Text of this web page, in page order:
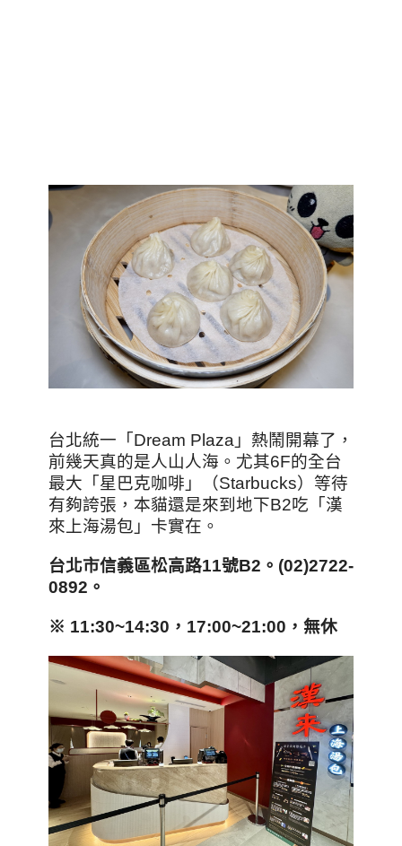
台北統一「Dream Plaza」熱鬧開幕了，
前幾天真的是人山人海。尤其6F的全台
最大「星巴克咖啡」（Starbucks）等待
有夠誇張，本貓還是來到地下B2吃「漢
來上海湯包」卡實在。
台北市信義區松高路11號B2 。(02)2722-
0892 。
※ 11:30~14:30 ，17:00~21:00 ，無休